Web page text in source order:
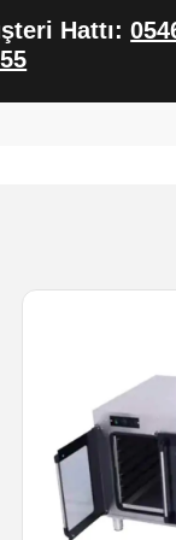
Hattı: